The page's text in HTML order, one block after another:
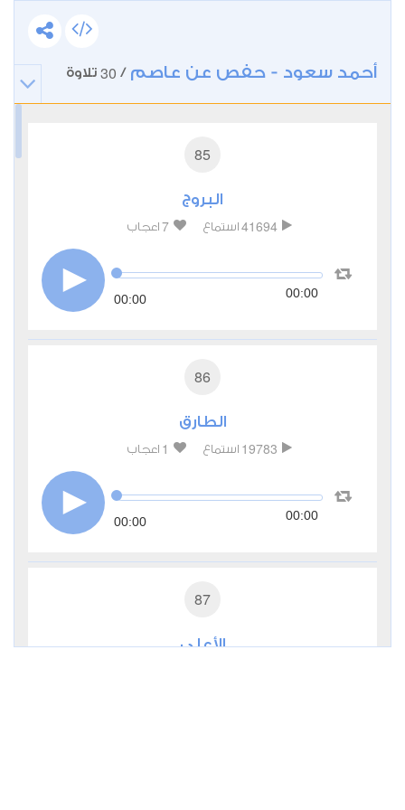
أحمد سعود - حفص عن عاصم /
30 تلاوة
85
البروج
41694 استماع 7 اعجاب
00:00 00:00
86
الطارق
19783 استماع 1 اعجاب
00:00 00:00
87
الأعلى